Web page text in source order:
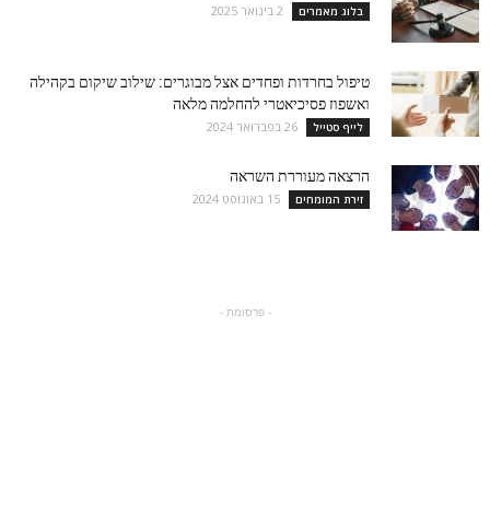
בלוג מאמרים 2 בינואר 2025
טיפול בחרדות ופחדים אצל מבוגרים: שילוב שיקום בקהילה
ואשפוז פסיכיאטרי להחלמה מלאה
לייף סטייל 26 בפברואר 2024
הרצאה מעוררת השראה
זירת המומחים 15 באוגוסט 2024
- פרסומת -